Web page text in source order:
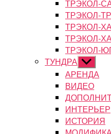
ТРЭКОЛ-
ТРЭКОЛ-
ТРЭКОЛ-
ТРЭКОЛ-
ТРЭКОЛ-
ТУНДРА
подменю
АРЕНДА
ВИДЕО
ИНТЕРЬЕР
ИСТОРИЯ